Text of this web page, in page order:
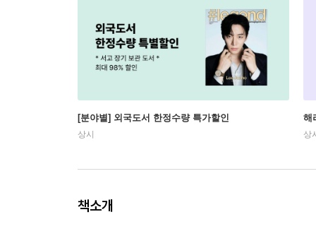
[분야별] 외국도서 한정수량 특가할인
상시
해
상
책소개